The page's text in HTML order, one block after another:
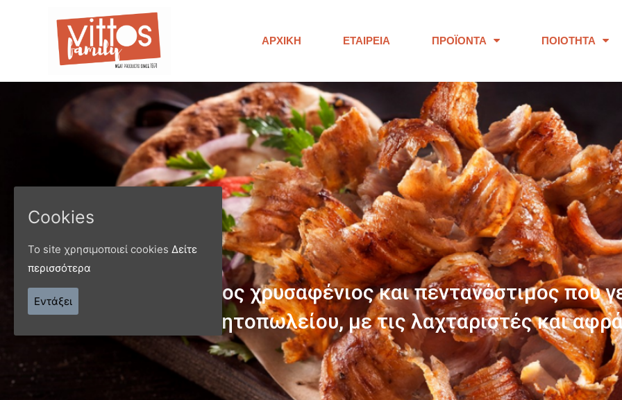
ΑΡΧΙΚΉ ΕΤΑΙΡΕΊΑ ΠΡΟΪΌΝΤΑ ΠΟΙΌΤΗΤΑ
ΠΑΝΩ ΑΠΟ 40 ΧΡΟΝΙΑ
Παράγουμε προϊόντα εξαιρετικής
Γνωρίστε μας
Cookies
Το site χρησιμοποιεί cookies Δείτε
περισσότερα
Εντάξει